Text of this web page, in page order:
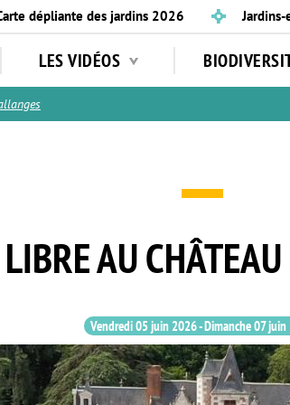
dépliante des jardins 2026
LES VIDÉOS
AU
Vendredi 05 juin 2026-Dimanche 07